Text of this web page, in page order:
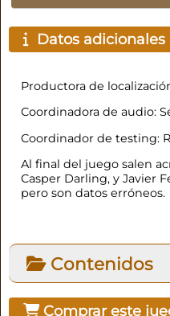
Datos adicionales
Productora de
Coordinadora de audio:
Coordinador de testing:
Al final del juego salen
Casper Darling, y Javier
pero son datos erróneos.
Contenidos
Comprar este